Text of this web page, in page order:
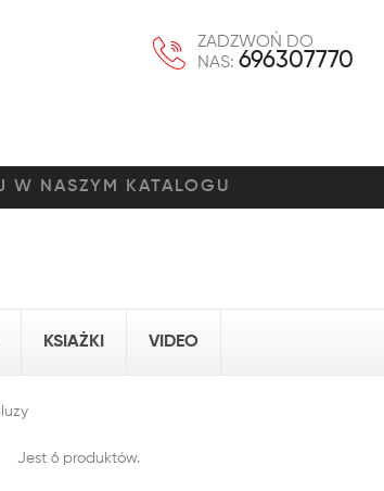
ZADZWOŃ DO
NAS: 696307770
KSIAŻKI VIDEO
Jest 6 produktów.